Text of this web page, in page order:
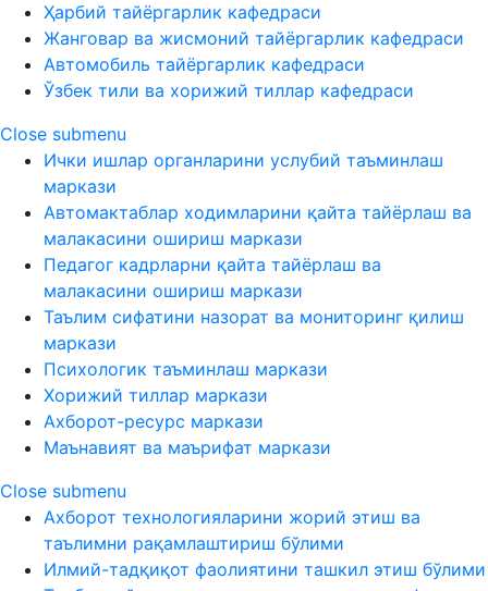
Ҳарбий тайёргарлик кафедраси
Жанговар ва жисмоний тайёргарлик кафедраси
Автомобиль тайёргарлик кафедраси
Ўзбек тили ва хорижий тиллар кафедраси
Close submenu
Ички ишлар органларини услубий таъминлаш
маркази
Автомактаблар ходимларини қайта тайёрлаш ва
малакасини ошириш маркази
Педагог кадрларни қайта тайёрлаш ва
малакасини ошириш маркази
Таълим сифатини назорат ва мониторинг қилиш
маркази
Психологик таъминлаш маркази
Хорижий тиллар маркази
Ахборот-ресурс маркази
Маънавият ва маърифат маркази
Close submenu
Ахборот технологияларини жорий этиш ва
таълимни рақамлаштириш бўлими
Илмий-тадқиқот фаолиятини ташкил этиш бўлими